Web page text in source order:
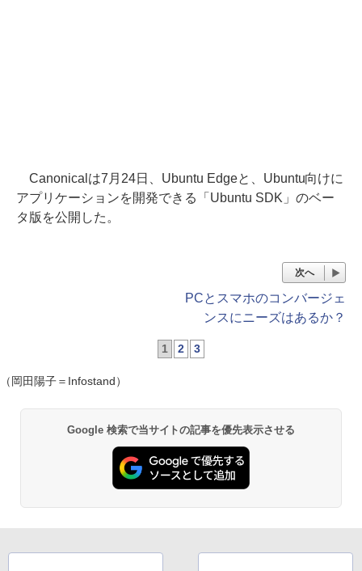
Canonicalは7月24日、Ubuntu Edgeと、Ubuntu向けに
アプリケーションを開発できる「Ubuntu SDK」のベー
タ版を公開した。
次へ
PCとスマホのコンバージェ
ンスにニーズはあるか？
1 2 3
（岡田陽子＝Infostand）
Google 検索で当サイトの記事を優先表示させる